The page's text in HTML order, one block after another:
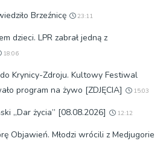
Brzeźnicę 23:11
dzieci. LPR zabrał jedną z
18:06
Krynicy-Zdroju. Kultowy Festiwal
program na żywo [ZDJĘCIA]
15:03
„Dar życia” [08.08.2026] 12:12
Objawień. Młodzi wrócili z Medjugorie